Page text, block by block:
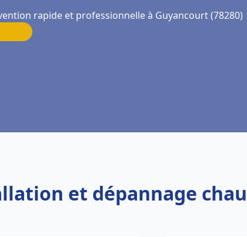
rapide et professionnelle à Guyancourt (78280)
et dépannage